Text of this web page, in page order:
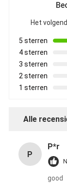
Het
5 sterren
4 sterren
3 sterren
2 sterren
1 sterren
Alle
P
P*r
good